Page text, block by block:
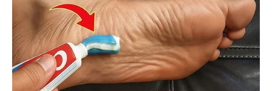
PARO CAMIONEROS
MANTÉNGASE EN ALERTA